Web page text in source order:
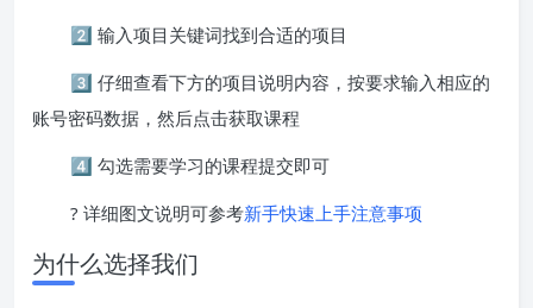
2️⃣ 输入项目关键词找到合适的项目
3️⃣ 仔细查看下方的项目说明内容，按要求输入相应的
账号密码数据，然后点击获取课程
4️⃣ 勾选需要学习的课程提交即可
? 详细图文说明可参考新手快速上手注意事项
为什么选择我们